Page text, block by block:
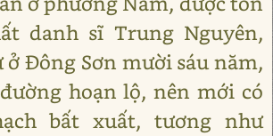
danh sĩ Trung Nguyên,
Đông Sơn mười sáu năm,
hoạn lộ, nên mới có
bất xuất, tương như